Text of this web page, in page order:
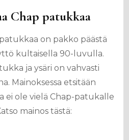
Chap patukkaa
on pakko päästä
kultaisella 90-luvulla.
ja ysäri on vahvasti
Mainoksessa etsitään
ei ole vielä Chap-patukalle
mainos tästä: